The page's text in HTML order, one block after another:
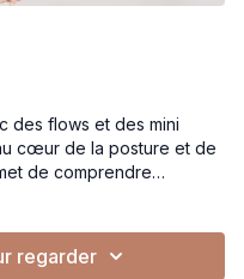
des flows et des mini
cœur de la posture et de
de comprendre
du centre,
et construire stabilité et
regarder